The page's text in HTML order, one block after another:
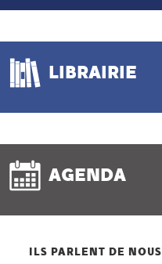
LIBRAIRIE
AGENDA
ILS PARLENT DE NOUS